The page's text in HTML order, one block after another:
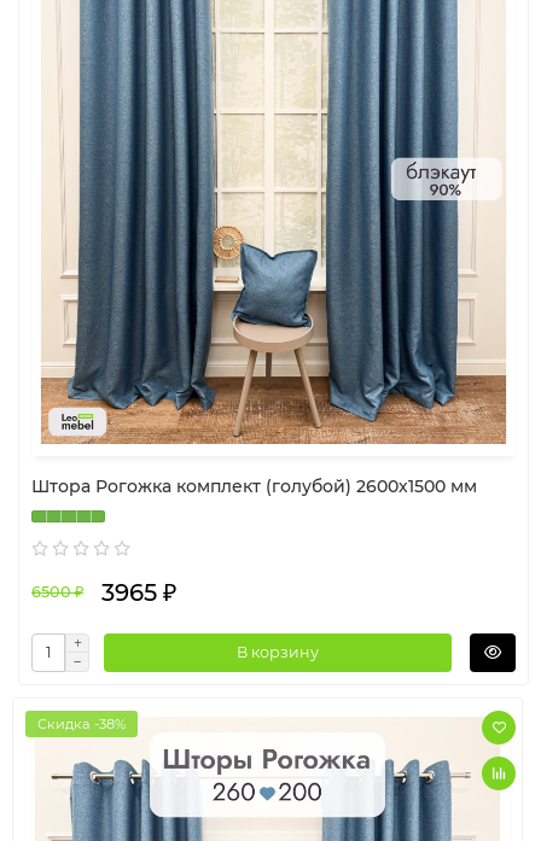
Штора Рогожка комплект (голубой) 2600х1500 мм
6500 ₽ 3965 ₽
В корзину
Скидка -38%